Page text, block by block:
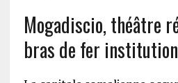
Mogadiscio, théâtre
bras de fer